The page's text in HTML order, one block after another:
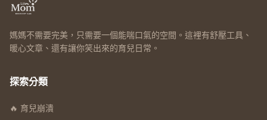
媽媽不需要完美，只需要一個能喘口氣的空間。這裡有舒壓工具、
暖心文章、還有讓你笑出來的育兒日常。
探索分類
🔥 育兒崩潰